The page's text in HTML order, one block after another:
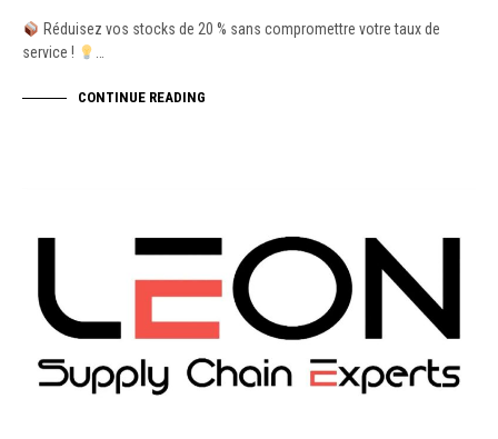
Réduisez vos stocks de 20 % sans compromettre votre taux de
service !
…
CONTINUE READING